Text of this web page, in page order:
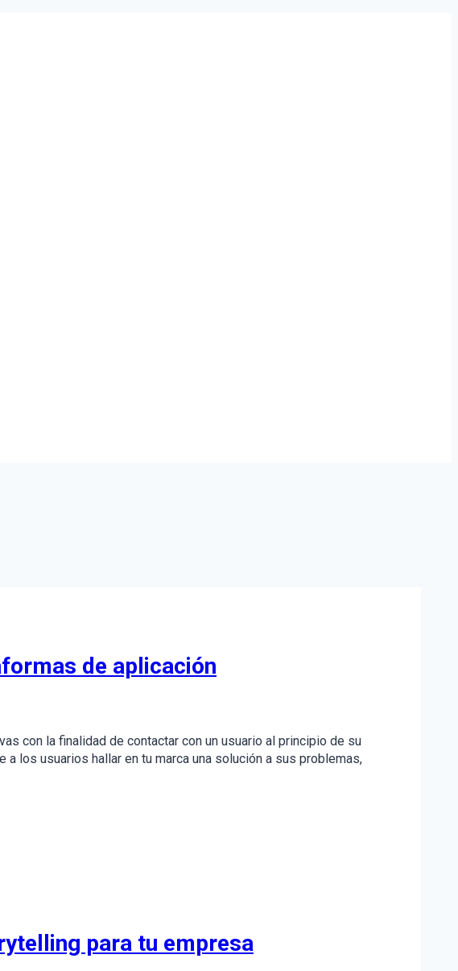
de aplicación
con la finalidad de contactar con un usuario al principio de su
los usuarios hallar en tu marca una solución a sus problemas,
para tu empresa